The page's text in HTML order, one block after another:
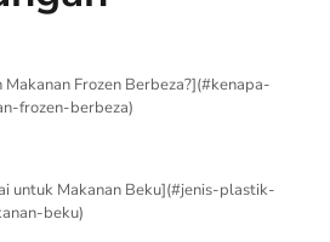
Frozen Berbeza?](#kenapa-
frozen-berbeza)
untuk Makanan Beku](#jenis-plastik-
beku)